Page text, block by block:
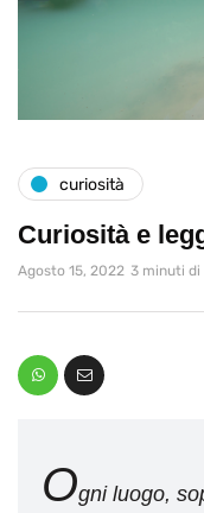
curiosità
Curiosità e
Agosto 15, 2022 3 minuti
Ogni luogo,